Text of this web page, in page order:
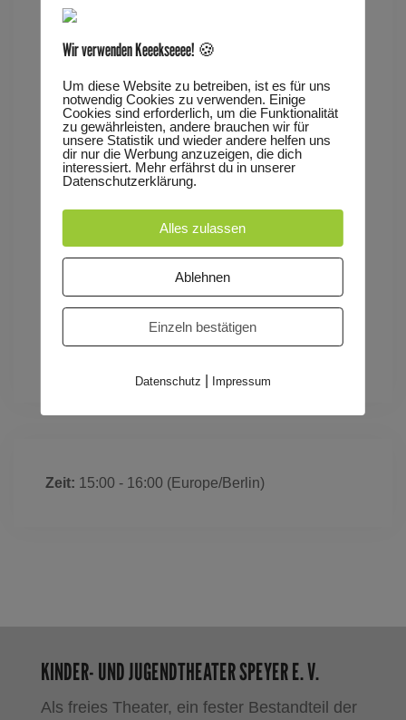
Kinder verzaubert und mitreißt. Aus braven
große graue Elefanten und mächtige Pyramiden.
Es spielt: Christof Heiner
Pauschalpreis 5 €. Ticket für Himmlische
Tags
FAMILIENVORSTELLUNG
Zeit: 15:00 - 16:00 (Europe/Berlin)
KINDER- UND JUGENDTHEATER SPEYER E. V.
Als freies Theater, ein fester Bestandteil der
Wir verwenden Keeekseeee! 🍪
Um diese Website zu betreiben, ist es für uns
notwendig Cookies zu verwenden. Einige
Cookies sind erforderlich, um die Funktionalität
zu gewährleisten, andere brauchen wir für
unsere Statistik und wieder andere helfen uns
dir nur die Werbung anzuzeigen, die dich
interessiert. Mehr erfährst du in unserer
Datenschutzerklärung.
Alles zulassen
Ablehnen
Einzeln bestätigen
Datenschutz Impressum